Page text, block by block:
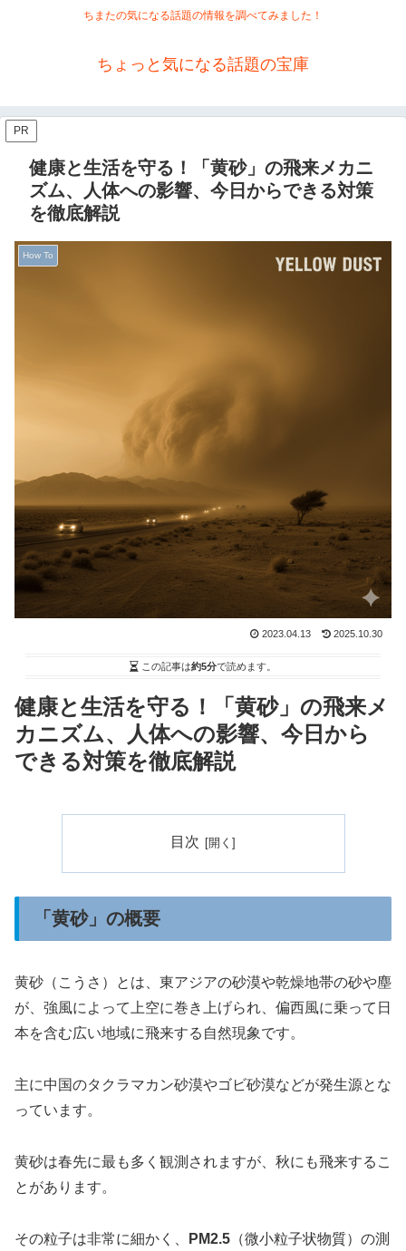
ちまたの気になる話題の情報を調べてみました！
ちょっと気になる話題の宝庫
PR
健康と生活を守る！「黄砂」の飛来メカニ
ズム、人体への影響、今日からできる対策
を徹底解説
How To
2023.04.13 2025.10.30
この記事は約5分で読めます。
健康と生活を守る！「黄砂」の飛来メ
カニズム、人体への影響、今日から
できる対策を徹底解説
目次
「黄砂」の概要
黄砂（こうさ）とは、東アジアの砂漠や乾燥地帯の砂や塵
が、強風によって上空に巻き上げられ、偏西風に乗って日
本を含む広い地域に飛来する自然現象です。
主に中国のタクラマカン砂漠やゴビ砂漠などが発生源とな
っています。
黄砂は春先に最も多く観測されますが、秋にも飛来するこ
とがあります。
その粒子は非常に細かく、 PM2.5 （微小粒子状物質）の測